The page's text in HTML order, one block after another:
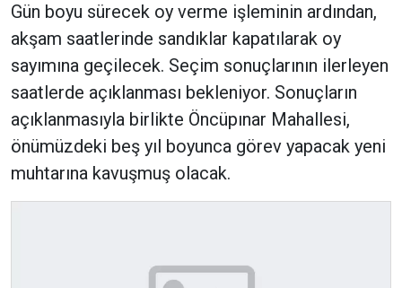
Gün boyu sürecek oy verme işleminin ardından,
akşam saatlerinde sandıklar kapatılarak oy
sayımına geçilecek. Seçim sonuçlarının ilerleyen
saatlerde açıklanması bekleniyor. Sonuçların
açıklanmasıyla birlikte Öncüpınar Mahallesi,
önümüzdeki beş yıl boyunca görev yapacak yeni
muhtarına kavuşmuş olacak.